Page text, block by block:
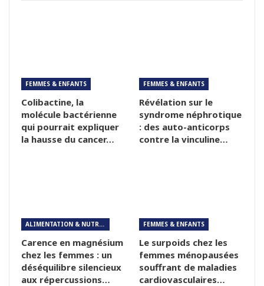
FEMMES & ENFANTS
Colibactine, la
molécule bactérienne
qui pourrait expliquer
la hausse du cancer…
FEMMES & ENFANTS
Révélation sur le
syndrome néphrotique
: des auto-anticorps
contre la vinculine…
ALIMENTATION & NUTRITION
Carence en magnésium
chez les femmes : un
déséquilibre silencieux
aux répercussions…
FEMMES & ENFANTS
Le surpoids chez les
femmes ménopausées
souffrant de maladies
cardiovasculaires…